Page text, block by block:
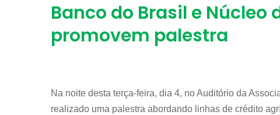
Banco do Brasil e Núcleo
promovem palestra
Na noite desta terça-feira, dia 4, no Auditório da
realizado uma palestra abordando linhas de crédito